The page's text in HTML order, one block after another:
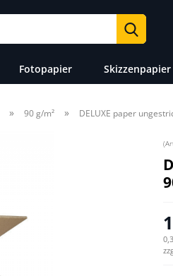
Fotopapier Skizzenpapier
» 90 g/m² » DELUXE paper